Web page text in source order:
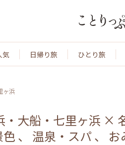
気 日帰り旅 ひとり旅
ヶ浜
大船・七里ヶ浜 ×
、 温泉・スパ 、 お